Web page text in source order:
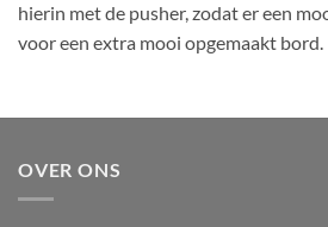
hierin met de pusher, zodat er een
voor een extra mooi opgemaakt bord.
OVER ONS